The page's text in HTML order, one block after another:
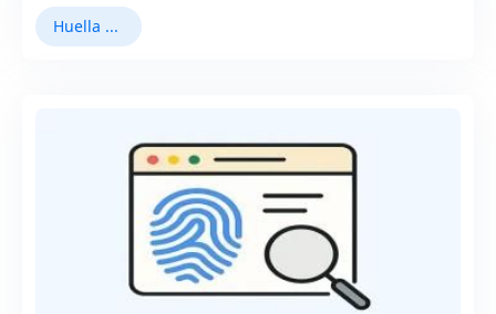
Huella digital del navegador